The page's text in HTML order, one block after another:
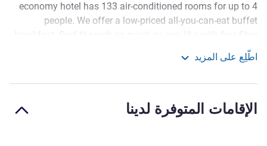
الوصف
economy hotel has 133 air-conditioned rooms for up to 4
people. We offer a low-priced all-you-can-eat buffet
WIFI. The ibis budget Toulon Centre also has 2 meeting
rooms equipped for business guests.
You'll love the relaxed Mediterranean atmosphere of the
sun-drenched port city of Toulon. Explore iconic sites from
the Rade to the Opera, and don't miss the Cours Lafayette
اطّلِع على المزيد
الإقامات المتوفرة لدينا